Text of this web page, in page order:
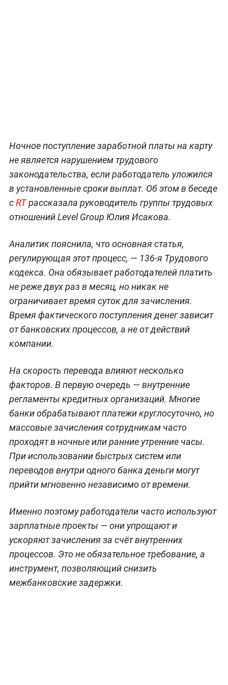
Ночное поступление заработной платы на карту
не является нарушением трудового
законодательства, если работодатель уложился
в установленные сроки выплат. Об этом в беседе
сRTрассказала руководитель группы трудовых
отношений Level Group Юлия Исакова.
Аналитик пояснила, что основная статья,
регулирующая этот процесс, — 136-я Трудового
кодекса. Она обязывает работодателей платить
не реже двух раз в месяц, но никак не
ограничивает время суток для зачисления.
Время фактического поступления денег зависит
от банковских процессов, а не от действий
компании.
На скорость перевода влияют несколько
факторов. В первую очередь — внутренние
регламенты кредитных организаций. Многие
банки обрабатывают платежи круглосуточно, но
массовые зачисления сотрудникам часто
проходят в ночные или ранние утренние часы.
При использовании быстрых систем или
переводов внутри одного банка деньги могут
прийти мгновенно независимо от времени.
Именно поэтому работодатели часто используют
зарплатные проекты — они упрощают и
ускоряют зачисления за счёт внутренних
процессов. Это не обязательное требование, а
инструмент, позволяющий снизить
межбанковские задержки.